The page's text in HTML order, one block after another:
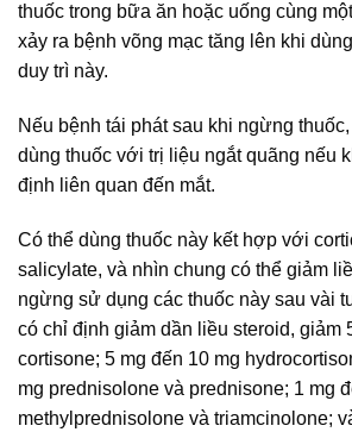
thuốc trong bữa ăn hoặc uống cùng
xảy ra bệnh võng mạc tăng lên khi
duy trì này.
Nếu bệnh tái phát sau khi ngừng
dùng thuốc với trị liệu ngắt quãng nếu
định liên quan đến mắt.
Có thể dùng thuốc này kết hợp với
salicylate, và nhìn chung có thể giảm
ngừng sử dụng các thuốc này sau vài
có chỉ định giảm dần liều steroid, giảm
cortisone; 5 mg đến 10 mg
mg prednisolone và prednisone; 1 mg
methylprednisolone và triamcinolone;